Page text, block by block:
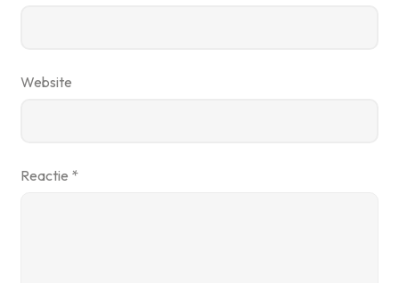
Website
Reactie *